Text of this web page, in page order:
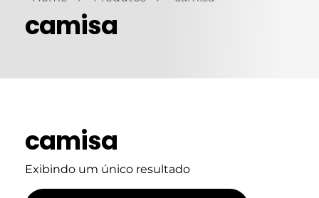
camisa
camisa
Exibindo um único resultado